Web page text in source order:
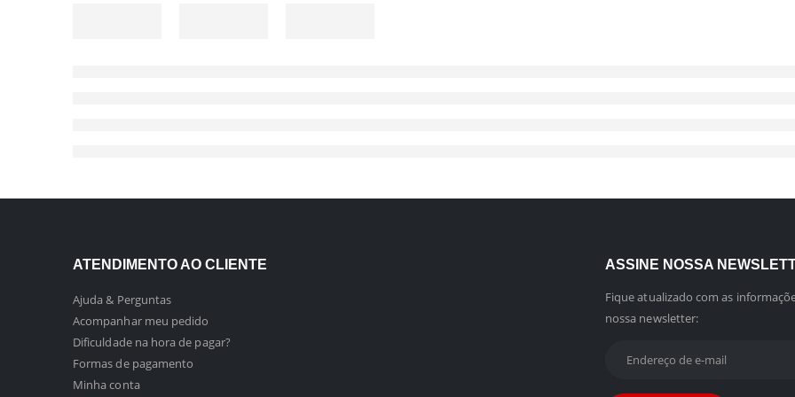
ATENDIMENTO AO CLIENTE
Ajuda & Perguntas
Acompanhar meu pedido
Dificuldade na hora de pagar?
Formas de pagamento
Minha conta
ASSINE NOSSA
Fique atualizado com as
nossa newsletter: